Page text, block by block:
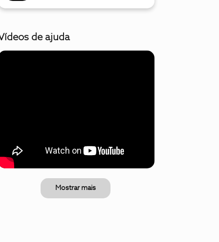
de ajuda
Mostrar mais